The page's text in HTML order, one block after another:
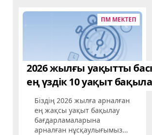
ПМ МЕКТЕП
2026 жылғы уақытты
ең үздік 10 уақыт
Біздің 2026 жылға арналған
ең жақсы уақыт бақылау
бағдарламаларына
арналған нұсқаулығымызға